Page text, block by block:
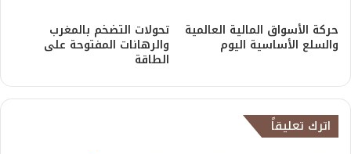
حركة الأسواق المالية العالمية
والسلع الأساسية اليوم
تحولات التضخم بالمغرب
والرهانات المفتوحة على
الطاقة
اترك تعليقاً